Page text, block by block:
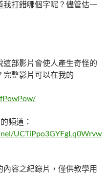
打錯哪個字呢？儘管估一
部影片會使人產生奇怪的
完整影片可以在我的
頻道：
UCTiPpo3GYFgLq0Wrvw
容之紀錄片，僅供教學用